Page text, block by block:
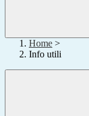
Home >
Info utili